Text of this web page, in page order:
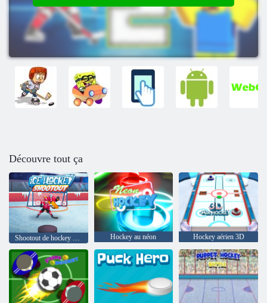
Découvre tout ça
Shootout de hockey sur glace Hockey au néon Hockey aérien 3D